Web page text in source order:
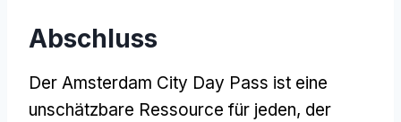
Abschluss
Der Amsterdam City Day Pass ist eine
unschätzbare Ressource für jeden, der